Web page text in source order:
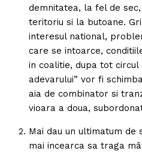
demnitatea, la fel de
teritoriu si la butoane.
interesul national,
care se intoarce,
in coalitie, dupa tot circul
adevarului” vor fi
aia de combinator si
vioara a doua,
Mai dau un ultimatum de
mai incearca sa traga